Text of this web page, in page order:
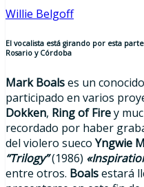
Willie Belgoff
El vocalista está girando por esta
Rosario y Córdoba
Mark Boalses un
participado en varios
Dokken, Ring of Firey
recordado por haber
del violero sueco Yngwie
“Trilogy”(1986)
entre otros. Boalsestará